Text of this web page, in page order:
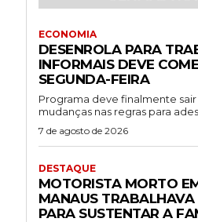
ECONOMIA
DESENROLA PARA
INFORMAIS DEVE
SEGUNDA-FEIRA
Programa deve finalmente
mudanças nas regras para
7 de agosto de 2026
DESTAQUE
MOTORISTA MORTO
MANAUS TRABALHAVA
PARA SUSTENTAR A